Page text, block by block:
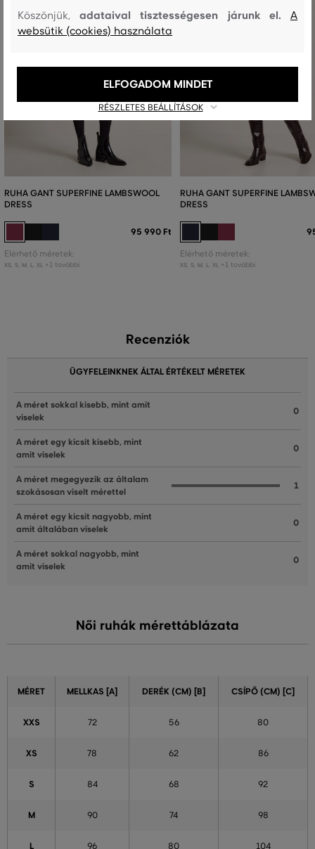
RUHA GANT SUPERFINE LAMBSWOOL
DRESS
95 990 Ft
Elérhető méretek:
XS S M L XL +1 további
RUHA GANT SUPERFINE
DRESS
Elérhető méretek:
XS S M L XL +1 további
Recenziók
ÜGYFELEINKNEK ÁLTAL ÉRTÉKELT MÉRETEK
A méret sokkal kisebb, mint amit
viselek
0
A méret egy kicsit kisebb, mint
amit viselek
0
A méret megegyezik az általam
szokásosan viselt mérettel
1
A méret egy kicsit nagyobb, mint
amit általában viselek
0
A méret sokkal nagyobb, mint
amit viselek
0
Női ruhák mérettáblázata
MÉRET MELLKAS [A] DERÉK (CM) [B] CSÍPŐ (CM) [C]
XXS 72 56 80
XS 78 62 86
S 84 68 92
M 90 74 98
L 96 80 104
Köszönjük,adataival tisztességesen járunk el.A
websütik (cookies) használata
RÉSZLETES BEÁLLÍTÁSOK
ELFOGADOM MINDET